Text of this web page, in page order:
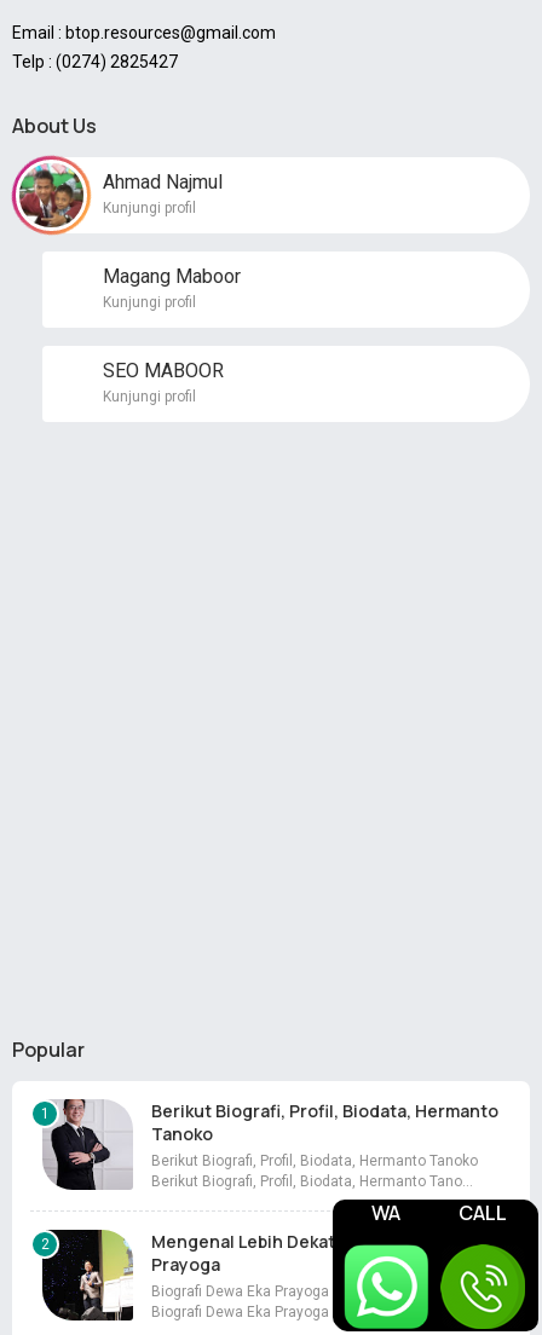
Email : btop.resources@gmail.com
Telp : (0274) 2825427
WA CALL
About Us
Ahmad Najmul
Kunjungi profil
Magang Maboor
Kunjungi profil
SEO MABOOR
Kunjungi profil
Popular
Berikut Biografi, Profil, Biodata, Hermanto
Tanoko
Berikut Biografi, Profil, Biodata, Hermanto Tanoko
Berikut Biografi, Profil, Biodata, Hermanto Tano…
Mengenal Lebih Dekat Biografi Dewa Eka
Prayoga
Biografi Dewa Eka Prayoga Mengenal Lebih Dekat
Biografi Dewa Eka Prayoga - Dewa Eka Prayo…